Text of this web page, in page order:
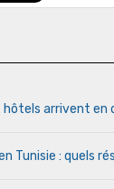
hôtels arrivent
Tunisie : quels